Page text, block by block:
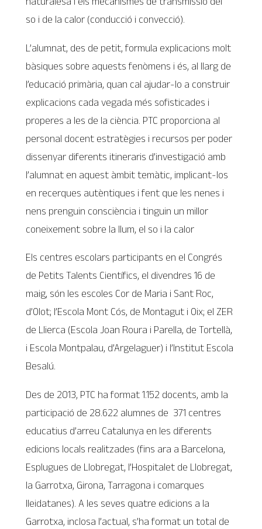
so i de la calor (conducció i convecció).
L’alumnat, des de petit, formula explicacions molt
bàsiques sobre aquests fenòmens i és, al llarg de
l’educació primària, quan cal ajudar-lo a construir
explicacions cada vegada més sofisticades i
properes a les de la ciència. PTC proporciona al
personal docent estratègies i recursos per poder
dissenyar diferents itineraris d’investigació amb
l’alumnat en aquest àmbit temàtic, implicant-los
en recerques autèntiques i fent que les nenes i
nens prenguin consciència i tinguin un millor
coneixement sobre la llum, el so i la calor
Els centres escolars participants en el Congrés
de Petits Talents Científics, el divendres 16 de
maig, són les escoles Cor de Maria i Sant Roc,
d’Olot; l’Escola Mont Cós, de Montagut i Oix; el ZER
de Llierca (Escola Joan Roura i Parella, de Tortellà,
i Escola Montpalau, d’Argelaguer) i l’Institut Escola
Besalú.
Des de 2013, PTC ha format 1.152 docents, amb la
participació de 28.622 alumnes de 371 centres
educatius d’arreu Catalunya en les diferents
edicions locals realitzades (fins ara a Barcelona,
Esplugues de Llobregat, l’Hospitalet de Llobregat,
la Garrotxa, Girona, Tarragona i comarques
lleidatanes). A les seves quatre edicions a la
Garrotxa, inclosa l’actual, s’ha format un total de